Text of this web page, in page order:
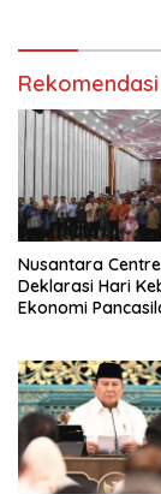
Kasih Allah.
Nusantara
Deklarasi Hari
Ekonomi
Penjajahan
Ekonomi Politik
Simposium
Undang-Undang
Perekonomian
Kesejahteraan